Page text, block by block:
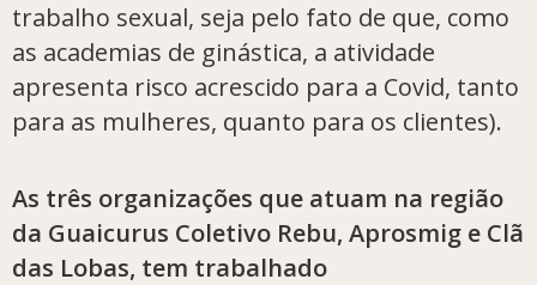
trabalho sexual, seja pelo fato de que, como
as academias de ginástica, a atividade
apresenta risco acrescido para a Covid, tanto
para as mulheres, quanto para os clientes).
As três organizações que atuam na região
da Guaicurus Coletivo Rebu, Aprosmig e Clã
das Lobas, tem trabalhado